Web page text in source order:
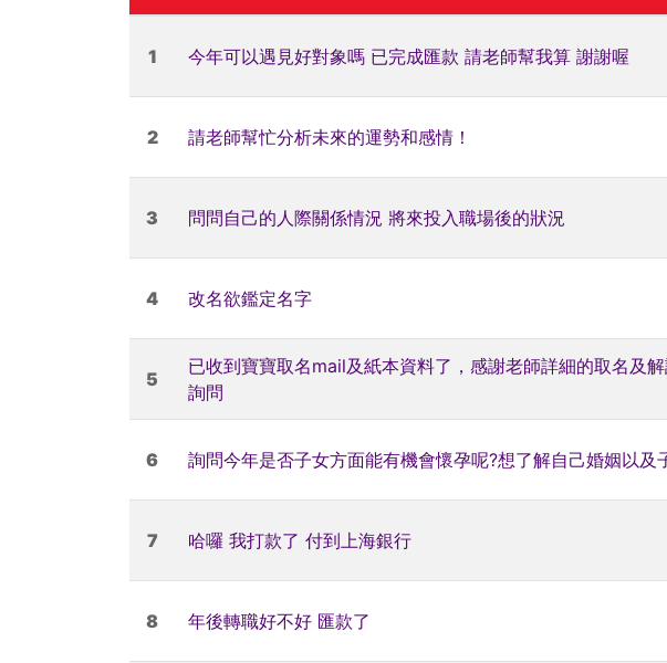
1 今年可以遇見好對象嗎 已完成匯款 請老師幫我算 謝謝喔
2 請老師幫忙分析未來的運勢和感情！
3 問問自己的人際關係情況 將來投入職場後的狀況
4 改名欲鑑定名字
5
已收到寶寶取名mail及紙本資料了，感謝老師詳細的取名及
詢問
6 詢問今年是否子女方面能有機會懷孕呢?想了解自己婚姻以及
7 哈囉 我打款了 付到上海銀行
8 年後轉職好不好 匯款了